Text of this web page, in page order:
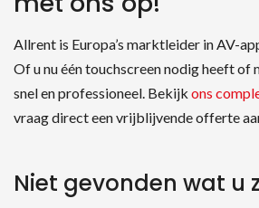
Allrent is Europa’s marktleider in AV-
Of u nu één touchscreen nodig heeft of
snel en professioneel. Bekijk ons
vraag direct een vrijblijvende offerte
Niet gevonden wat u